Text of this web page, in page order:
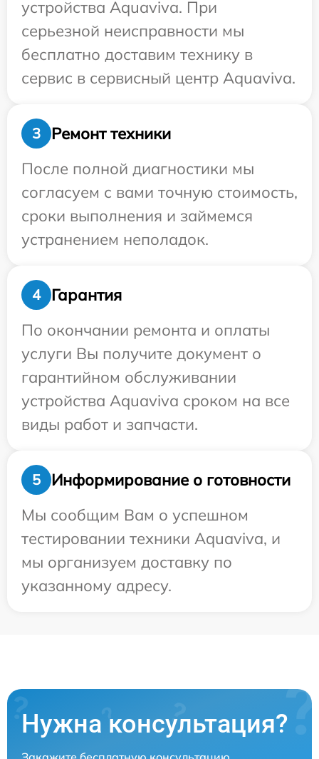
устройства Aquaviva. При
серьезной неисправности мы
бесплатно доставим технику в
сервис в сервисный центр Aquaviva.
3
Ремонт техники
После полной диагностики мы
согласуем с вами точную стоимость,
сроки выполнения и займемся
устранением неполадок.
4
Гарантия
По окончании ремонта и оплаты
услуги Вы получите документ о
гарантийном обслуживании
устройства Aquaviva сроком на все
виды работ и запчасти.
5
Информирование о готовности
Мы сообщим Вам о успешном
тестировании техники Aquaviva, и
мы организуем доставку по
указанному адресу.
Нужна консультация?